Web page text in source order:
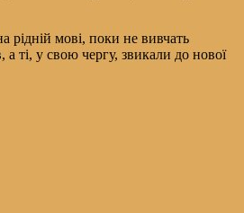
рідній мові, поки не вивчать
а ті, у свою чергу, звикали до нової